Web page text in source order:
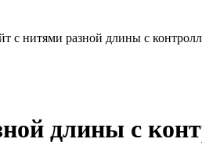
с нитями разной длины с
длины с